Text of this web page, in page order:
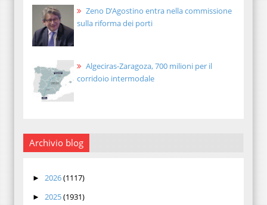
Zeno D’Agostino entra nella commissione
sulla riforma dei porti
Algeciras-Zaragoza, 700 milioni per il
corridoio intermodale
Archivio blog
► 2026(1117)
► 2025(1931)